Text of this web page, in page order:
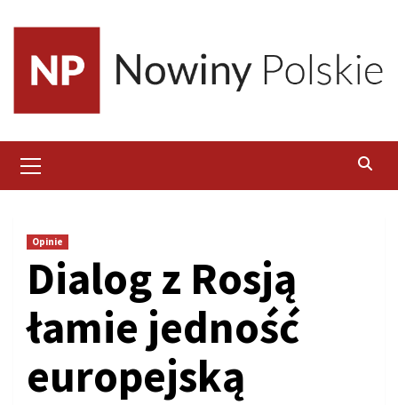
content
Menu
Opinie
Dialog z Rosją
łamie jedność
europejską